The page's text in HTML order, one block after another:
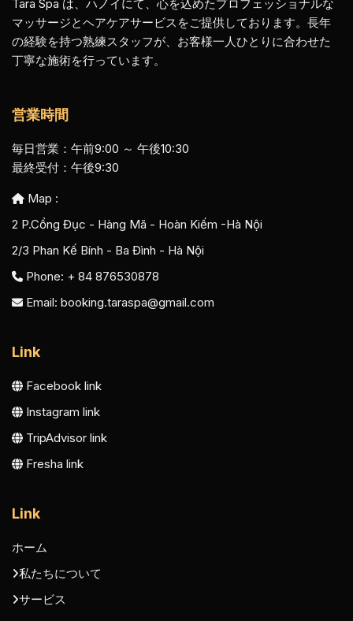
Tara Spa は、ハノイにて、心を込めたプロフェッショナルな
マッサージとヘアケアサービスをご提供しております。長年
の経験を持つ熟練スタッフが、お客様一人ひとりに合わせた
丁寧な施術を行っています。
営業時間
毎日営業：午前9:00 ～ 午後10:30
最終受付：午後9:30
Map :
2 P.Cổng Đục - Hàng Mã - Hoàn Kiếm -Hà Nội
2/3 Phan Kế Bính - Ba Đình - Hà Nội
Phone: + 84 876530878
Email: booking.taraspa@gmail.com
Link
Facebook link
Instagram link
TripAdvisor link
Fresha link
Link
ホーム
私たちについて
サービス